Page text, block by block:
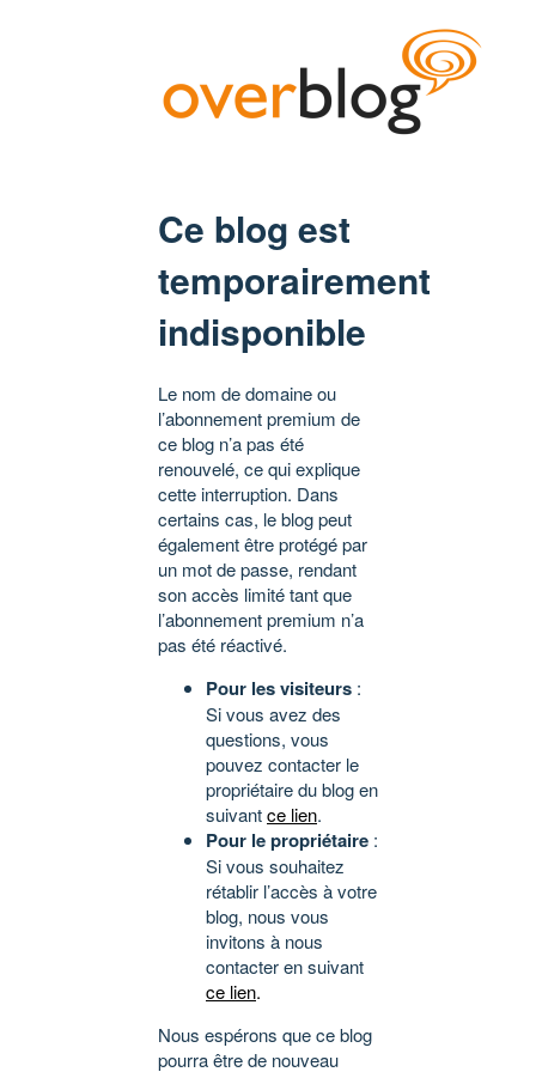
Ce blog est
temporairement
indisponible
Le nom de domaine ou
l’abonnement premium de
ce blog n’a pas été
renouvelé, ce qui explique
cette interruption. Dans
certains cas, le blog peut
également être protégé par
un mot de passe, rendant
son accès limité tant que
l’abonnement premium n’a
pas été réactivé.
Pour les visiteurs :
Si vous avez des
questions, vous
pouvez contacter le
propriétaire du blog en
suivantce lien.
Pour le propriétaire :
Si vous souhaitez
rétablir l’accès à votre
blog, nous vous
invitons à nous
contacter en suivant
ce lien.
Nous espérons que ce blog
pourra être de nouveau